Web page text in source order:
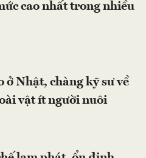
cao nhất trong nhiều
ở Nhật, chàng kỹ sư về
vật ít người nuôi